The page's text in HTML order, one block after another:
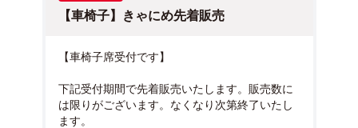
【車椅子】きゃにめ先着販売
【車椅子席受付です】
下記受付期間で先着販売いたします。販売数に
は限りがございます。なくなり次第終了いたし
ます。